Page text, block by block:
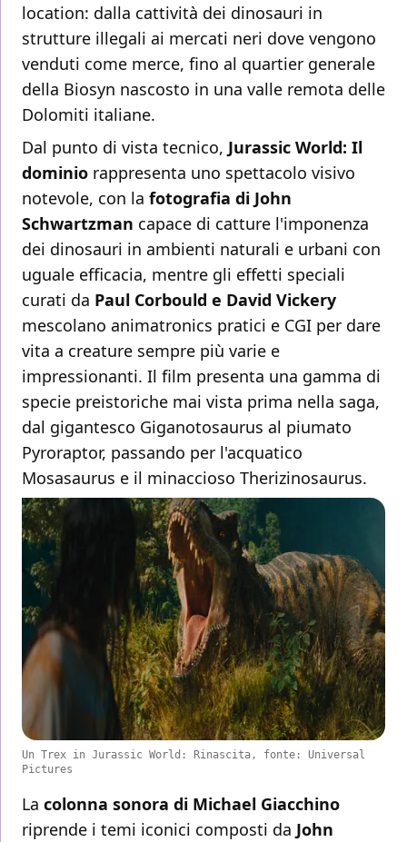
location: dalla cattività dei dinosauri in
strutture illegali ai mercati neri dove vengono
venduti come merce, fino al quartier generale
della Biosyn nascosto in una valle remota delle
Dolomiti italiane.
Dal punto di vista tecnico, Jurassic World: Il
dominio rappresenta uno spettacolo visivo
notevole, con la fotografia di John
Schwartzman capace di catture l'imponenza
dei dinosauri in ambienti naturali e urbani con
uguale efficacia, mentre gli effetti speciali
curati da Paul Corbould e David Vickery
mescolano animatronics pratici e CGI per dare
vita a creature sempre più varie e
impressionanti. Il film presenta una gamma di
specie preistoriche mai vista prima nella saga,
dal gigantesco Giganotosaurus al piumato
Pyroraptor, passando per l'acquatico
Mosasaurus e il minaccioso Therizinosaurus.
Un Trex in Jurassic World: Rinascita, fonte: Universal
Pictures
La colonna sonora di Michael Giacchino
riprende i temi iconici composti da John